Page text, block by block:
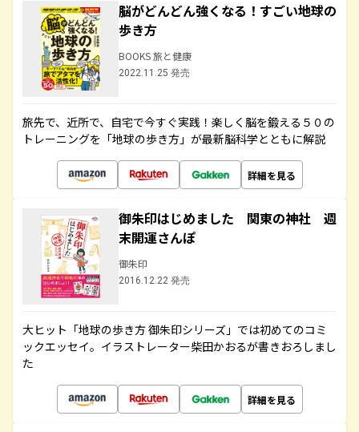
脳がどんどん強くなる！すごい地球の
歩き方
BOOKS 旅と健康
2022.11.25 発売
旅先で、近所で、自宅で今すぐ実践！楽しく脳を鍛える５０の
トレーニングを「地球の歩き方」が最新脳科学とともに解説
詳細を見る
御朱印はじめました 関東の神社 週
末開運さんぽ
御朱印
2016.12.22 発売
大ヒット「地球の歩き方 御朱印シリーズ」では初めてのコミ
ックエッセイ。イラストレーター柴田かおるが書きおろしまし
た
詳細を見る